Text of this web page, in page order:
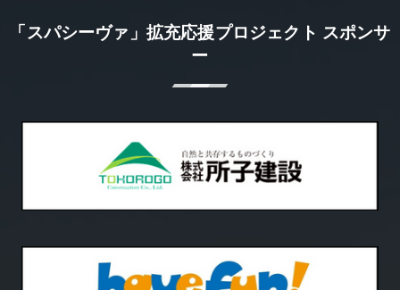
「スパシーヴァ」拡充応援プロジェクト スポンサ
ー